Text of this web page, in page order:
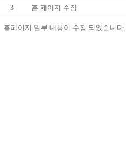
3 홈 페이지 수정
홈페이지 일부 내용이 수정 되었습니다.